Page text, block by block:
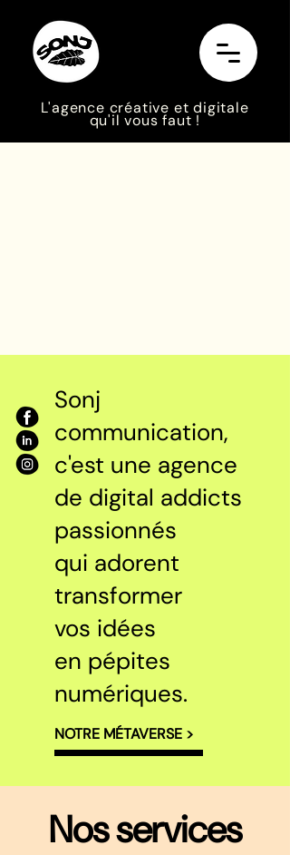
L'agence créative et digitale
qu'il vous faut !
Sonj
communication,
c'est une agence
de digital addicts
passionnés
qui adorent
transformer
vos idées
en pépites
numériques.
NOTRE MÉTAVERSE >
Nos services